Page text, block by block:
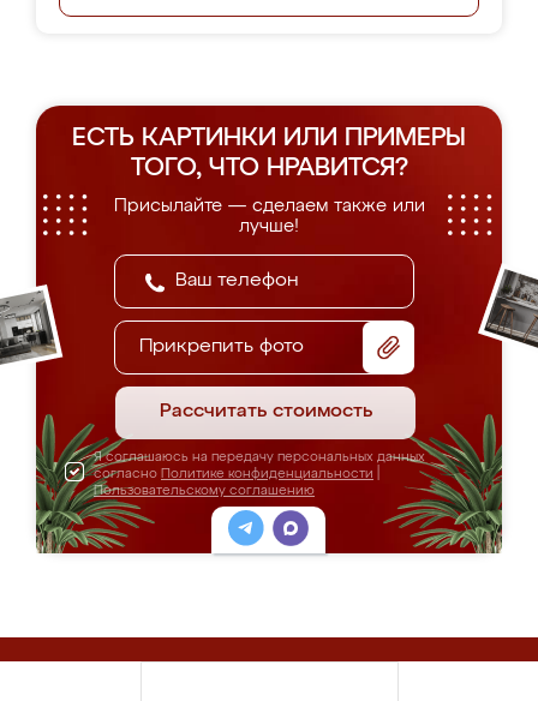
ЕСТЬ КАРТИНКИ ИЛИ ПРИМЕРЫ
ТОГО, ЧТО НРАВИТСЯ?
Присылайте — сделаем также или
лучше!
Прикрепить фото
Рассчитать стоимость
Я соглашаюсь на передачу персональных данных
согласно Политике конфиденциальности
Пользовательскому соглашению